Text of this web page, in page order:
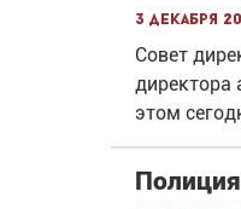
3 декабря
Совет
директора
этом